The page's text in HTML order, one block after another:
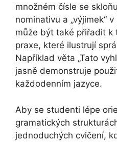
množném čísle se
nominativu a „výjimek“
může být také přiřadit k
praxe, které ilustrují
Například věta „Tato
jasně demonstruje
každodenním jazyce.
Aby se studenti lépe
gramatických
jednoduchých cvičení,